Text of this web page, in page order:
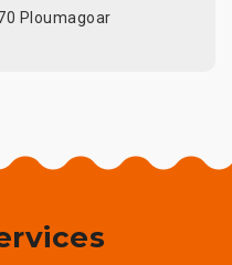
Ploumagoar